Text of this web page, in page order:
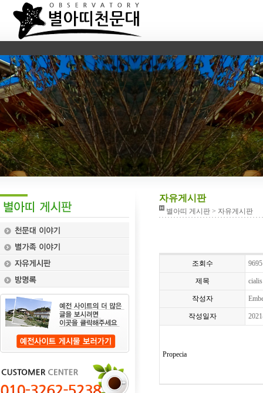
자유게시판
별아띠 게시판 > 자유게시판
조회수 9695
제목
작성자
작성일자
Propecia